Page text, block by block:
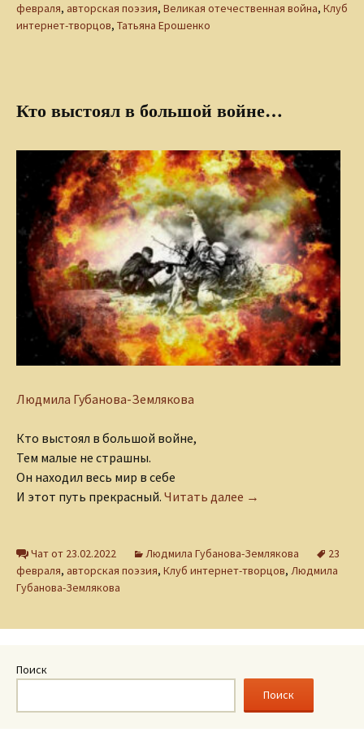
февраля, авторская поэзия, Великая отечественная война, Клуб
интернет-творцов, Татьяна Ерошенко
Кто выстоял в большой войне…
Людмила Губанова-Землякова
Кто выстоял в большой войне,
Тем малые не страшны.
Он находил весь мир в себе
И этот путь прекрасный. Читать далее Кто выстоял в
→
Чат от 23.02.2022 Людмила Губанова-Землякова
23
февраля, авторская поэзия, Клуб интернет-творцов, Людмила
Губанова-Землякова
Поиск
Поиск